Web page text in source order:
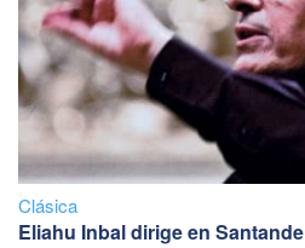
Clásica
Eliahu Inbal dirige en